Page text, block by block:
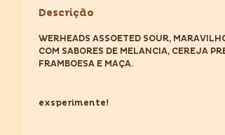
Descrição
WERHEADS ASSOETED SOUR,
COM SABORES DE MELANCIA, CEREJA
FRAMBOESA E MAÇA.
exsperimente!